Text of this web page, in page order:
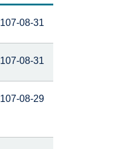
107-08-31
107-08-31
107-08-29